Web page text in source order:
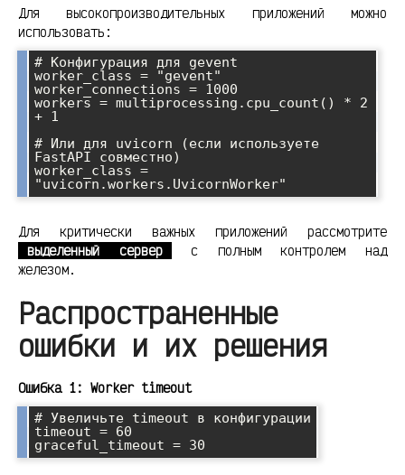
Для высокопроизводительных приложений можно
использовать:
# Конфигурация для gevent
worker_class = "gevent"
worker_connections = 1000
workers = multiprocessing.cpu_count() * 2
+ 1
# Или для uvicorn (если используете
FastAPI совместно)
worker_class =
Для критически важных приложений рассмотрите
выделенный сервер
с полным контролем над
железом.
Распространенные
ошибки и их решения
Ошибка 1: Worker timeout
# Увеличьте timeout в конфигурации
timeout = 60